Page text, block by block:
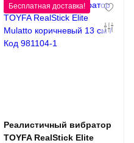
Реалистичный вибратор
TOYFA RealStick Elite